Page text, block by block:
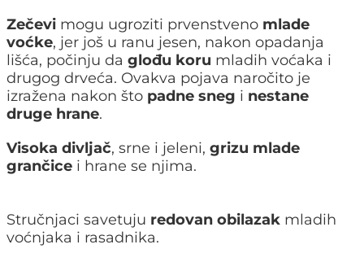
Zečevi mogu ugroziti prvenstveno mlade
voćke, jer još u ranu jesen, nakon opadanja
lišća, počinju da glođu koru mladih voćaka i
drugog drveća. Ovakva pojava naročito je
izražena nakon što padne sneg i nestane
druge hrane.
Visoka divljač, srne i jeleni, grizu mlade
grančice i hrane se njima.
Stručnjaci savetuju redovan obilazak mladih
voćnjaka i rasadnika.